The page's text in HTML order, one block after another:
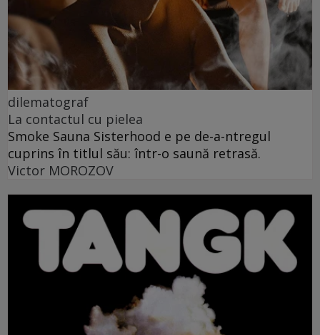
dilematograf
La contactul cu pielea
Smoke Sauna Sisterhood e pe de-a-ntregul
cuprins în titlul său: într-o saună retrasă.
Victor MOROZOV